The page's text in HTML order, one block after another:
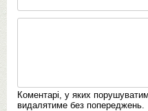
Коментарі, у яких
видалятиме без попереджень.